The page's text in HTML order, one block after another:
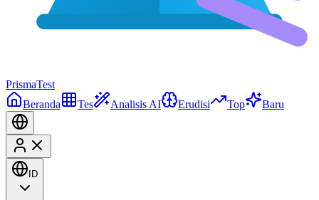
PrismaTest
Beranda
Tes Analisis AI Erudisi Top Baru
ID